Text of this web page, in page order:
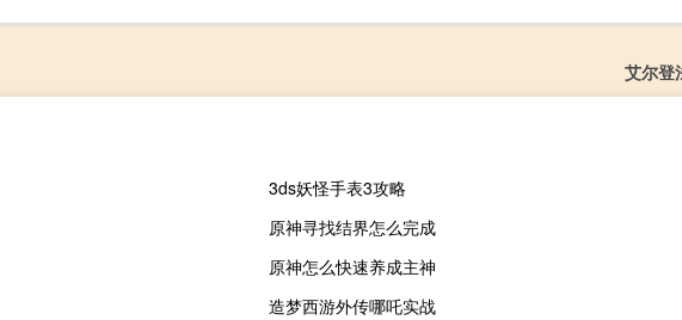
艾尔登
3ds妖怪手表3攻略
原神寻找结界怎么完成
原神怎么快速养成主神
造梦西游外传哪吒实战